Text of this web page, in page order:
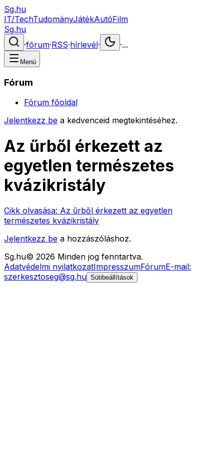
Sg.hu
IT/TechTudományJátékAutóFilm
Sg.hu
·fórum·RSS·hírlevél· ·...
Menü
Fórum
Fórum főoldal
Jelentkezz be a kedvenceid megtekintéséhez.
Az űrből érkezett az
egyetlen természetes
kvázikristály
Cikk olvasása: Az űrből érkezett az egyetlen
természetes kvázikristály
Jelentkezz be a hozzászóláshoz.
Sg.hu© 2026 Minden jog fenntartva.
Adatvédelmi nyilatkozatImpresszumFórumE-mail:
szerkesztoseg@sg.hu Sütibeállítások